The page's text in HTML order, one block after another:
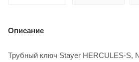
Описание
Трубный ключ Stayer HERCULES-S,